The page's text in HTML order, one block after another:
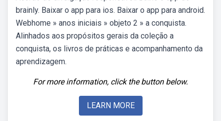
brainly. Baixar o app para ios. Baixar o app para android.
Webhome » anos iniciais » objeto 2 » a conquista.
Alinhados aos propósitos gerais da coleção a
conquista, os livros de práticas e acompanhamento da
aprendizagem.
For more information, click the button below.
LEARN MORE